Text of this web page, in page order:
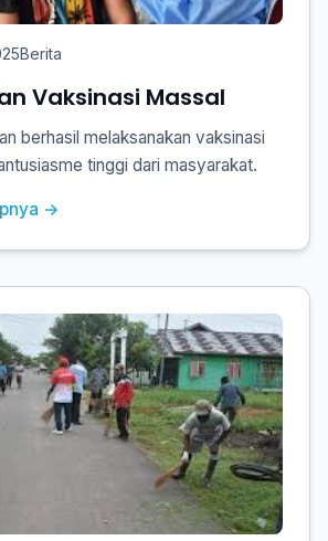
Berita
Vaksinasi Massal
berhasil melaksanakan vaksinasi
tinggi dari masyarakat.
→